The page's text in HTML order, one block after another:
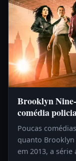
Brooklyn
comédia
Poucas
quanto Brooklyn
em 2013, a